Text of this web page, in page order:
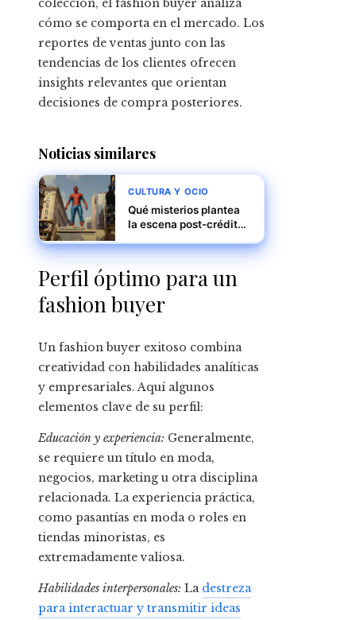
colección, el fashion buyer analiza
cómo se comporta en el mercado. Los
reportes de ventas junto con las
tendencias de los clientes ofrecen
insights relevantes que orientan
decisiones de compra posteriores.
Noticias similares
CULTURA Y OCIO
Qué misterios plantea
la escena post-créditos
New Day para Marvel
Perfil óptimo para un
fashion buyer
Un fashion buyer exitoso combina
creatividad con habilidades analíticas
y empresariales. Aquí algunos
elementos clave de su perfil:
Educación y experiencia: Generalmente,
se requiere un título en moda,
negocios, marketing u otra disciplina
relacionada. La experiencia práctica,
como pasantías en moda o roles en
tiendas minoristas, es
extremadamente valiosa.
Habilidades interpersonales: La destreza
para interactuar y transmitir ideas